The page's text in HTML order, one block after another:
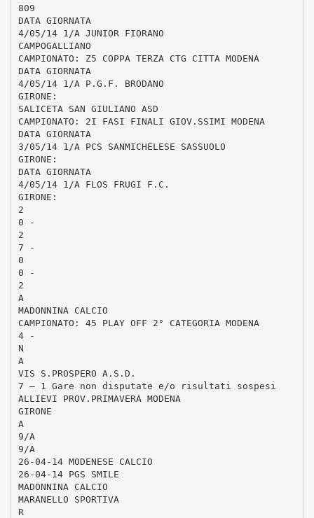
809
DATA GIORNATA
4/05/14 1/A JUNIOR FIORANO
CAMPOGALLIANO
CAMPIONATO: Z5 COPPA TERZA CTG CITTA MODENA
DATA GIORNATA
4/05/14 1/A P.G.F. BRODANO
GIRONE:
SALICETA SAN GIULIANO ASD
CAMPIONATO: 2I FASI FINALI GIOV.SSIMI MODENA
DATA GIORNATA
3/05/14 1/A PCS SANMICHELESE SASSUOLO
GIRONE:
DATA GIORNATA
4/05/14 1/A FLOS FRUGI F.C.
GIRONE:
2
0 -
2
7 -
0
0 -
2
A
MADONNINA CALCIO
CAMPIONATO: 45 PLAY OFF 2° CATEGORIA MODENA
4 -
N
A
VIS S.PROSPERO A.S.D.
7 – 1 Gare non disputate e/o risultati sospesi
ALLIEVI PROV.PRIMAVERA MODENA
GIRONE
A
9/A
9/A
26-04-14 MODENESE CALCIO
26-04-14 PGS SMILE
MADONNINA CALCIO
MARANELLO SPORTIVA
R